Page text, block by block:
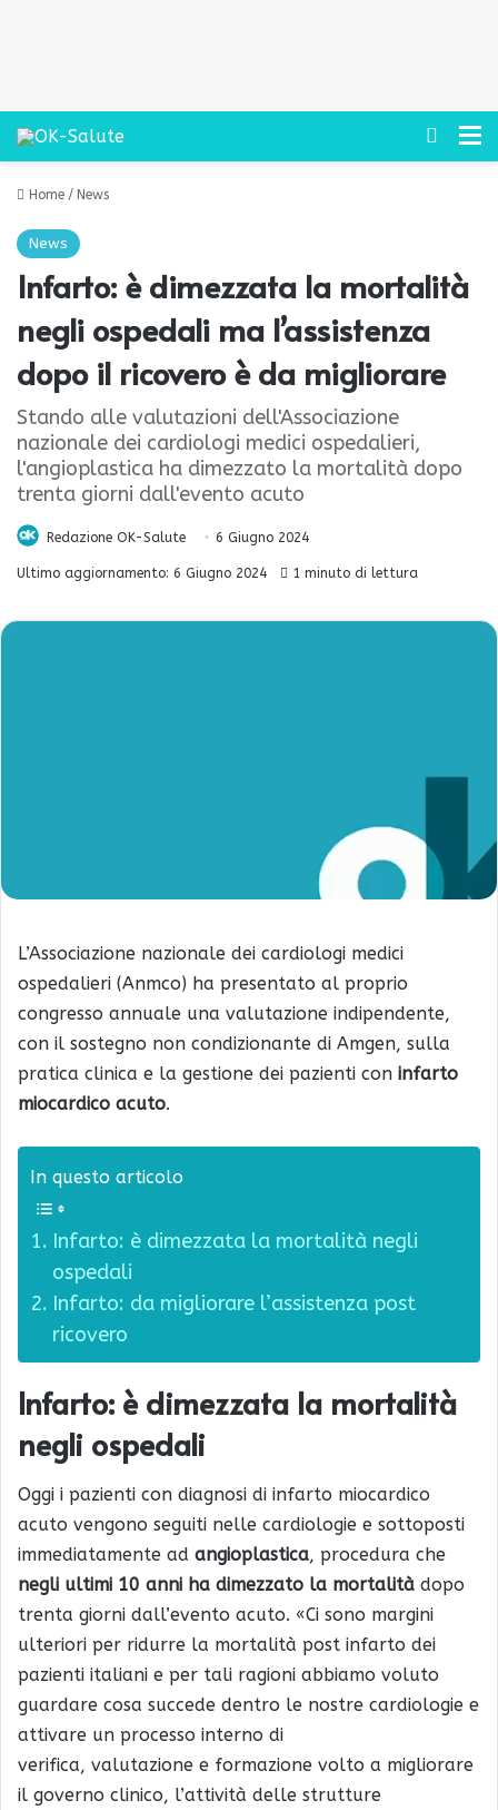
Cerca
Home / News
News
Infarto: è dimezzata la mortalità
negli ospedali ma l’assistenza
dopo il ricovero è da migliorare
Stando alle valutazioni dell'Associazione
nazionale dei cardiologi medici ospedalieri,
l'angioplastica ha dimezzato la mortalità dopo
trenta giorni dall'evento acuto
Redazione OK-Salute 6 Giugno 2024
Ultimo aggiornamento: 6 Giugno 2024 1 minuto di lettura
L’Associazione nazionale dei cardiologi medici
ospedalieri (Anmco) ha presentato al proprio
congresso annuale una valutazione indipendente,
con il sostegno non condizionante di Amgen, sulla
pratica clinica e la gestione dei pazienti con infarto
miocardico acuto.
In questo articolo
Infarto: è dimezzata la mortalità negli
ospedali
Infarto: da migliorare l’assistenza post
ricovero
Infarto: è dimezzata la mortalità
negli ospedali
Oggi i pazienti con diagnosi di infarto miocardico
acuto vengono seguiti nelle cardiologie e sottoposti
immediatamente ad angioplastica, procedura che
negli ultimi 10 anni ha dimezzato la mortalità dopo
trenta giorni dall’evento acuto. «Ci sono margini
ulteriori per ridurre la mortalità post infarto dei
pazienti italiani e per tali ragioni abbiamo voluto
guardare cosa succede dentro le nostre cardiologie e
attivare un processo interno di
verifica, valutazione e formazione volto a migliorare
il governo clinico, l’attività delle strutture